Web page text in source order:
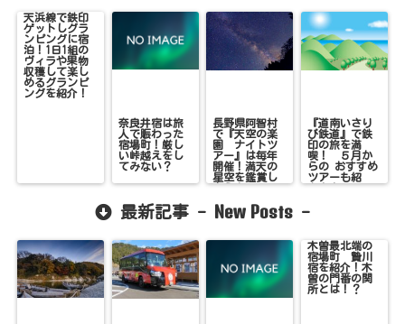
天浜線で鉄印
ゲットしグラ
ンピングに宿
泊！1日1組の
ヴィラや果物
収穫して楽し
めるグランピ
ングを紹介！
奈良井宿は旅
人で賑わった
宿場町！厳し
い峠越えをし
てみない？
長野県阿智村
で『天空の楽
園 ナイトツ
アー』は毎年
開催！満天の
星空を鑑賞し
よう！
『道南いさり
び鉄道』で鉄
印の旅を満
喫！ ５月か
らの おすすめ
ツアーも紹
介！！
最新記事 - New Posts -
木曽最北端の
宿場町 贄川
宿を紹介！木
曽の門番の関
所とは！？